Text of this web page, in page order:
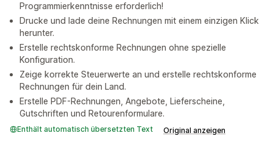
Programmierkenntnisse erforderlich!
Drucke und lade deine Rechnungen mit einem einzigen Klick
herunter.
Erstelle rechtskonforme Rechnungen ohne spezielle
Konfiguration.
Zeige korrekte Steuerwerte an und erstelle rechtskonforme
Rechnungen für dein Land.
Erstelle PDF-Rechnungen, Angebote, Lieferscheine,
Gutschriften und Retourenformulare.
Enthält automatisch übersetzten Text Original anzeigen